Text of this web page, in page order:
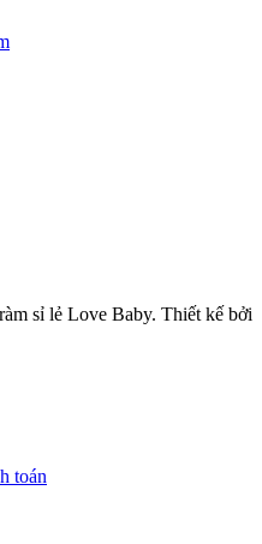
sỉ lẻ Love Baby. Thiết kế bởi
toán